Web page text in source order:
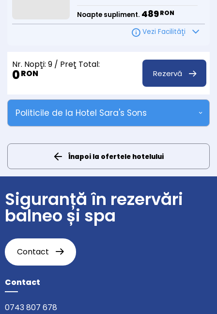
Noapte supliment. 489RON
Vezi Facilităţi
Nr. Nopţi: 9 / Preţ Total:
0RON Rezervă
Politicile de la Hotel Sara's Sons
Înapoi la ofertele hotelului
Siguranță în rezervări
balneo și spa
Contact
Contact
0743 807 678